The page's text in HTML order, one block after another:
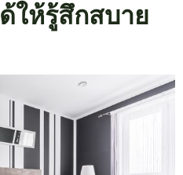
ให้รู้สึกสบาย